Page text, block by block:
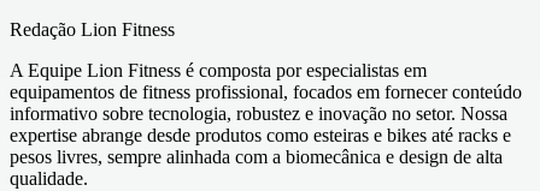
Redação Lion Fitness
A Equipe Lion Fitness é composta por especialistas em
equipamentos de fitness profissional, focados em fornecer conteúdo
informativo sobre tecnologia, robustez e inovação no setor. Nossa
expertise abrange desde produtos como esteiras e bikes até racks e
pesos livres, sempre alinhada com a biomecânica e design de alta
qualidade.